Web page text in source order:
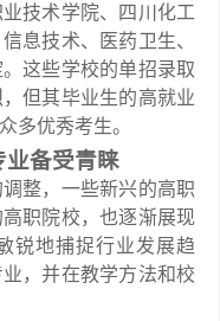
技术学院、四川化工
息技术、医药卫生、
这些学校的单招录取
但其毕业生的高就业
多优秀考生。
业备受青睐
整，一些新兴的高职
职院校，也逐渐展现
锐地捕捉行业发展趋
，并在教学方法和校